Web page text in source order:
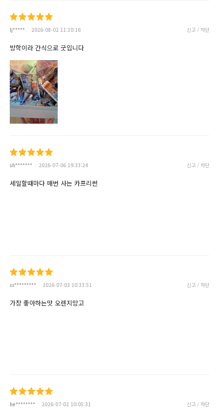
lj***** 2026-08-02 11:10:16 신고 / 차단
방학이라 간식으로 굿입니다
sh******* 2026-07-06 19:33:24 신고 / 차단
세일할때마다 매번 사는 카프리썬
ss********* 2026-07-03 10:33:51 신고 / 차단
가장 좋아하는맛 오렌지망고
he******** 2026-07-02 10:05:31 신고 / 차단